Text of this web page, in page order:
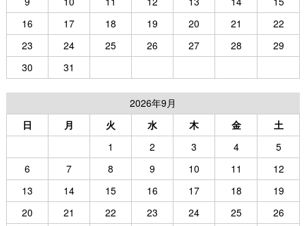
16
17 18 19 20 21
22
23
24 25 26 27 28
29
30
31
2026年9月
日
月 火 水 木 金
土
1
2 3 4
5
6
7 8 9 10 11
12
13
14 15 16 17 18
19
20
21 22 23 24 25
26